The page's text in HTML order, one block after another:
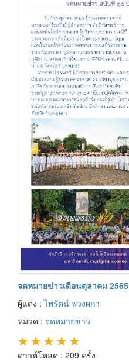
จดหมายข่าวเดือนตุลาคม 2565
ผู้แต่ง :ไพรัตน์ พวงผกา
หมวด : จดหมายข่าว
★ ★ ★ ★ ★
ดาวห์โหลด : 209 ครั้ง